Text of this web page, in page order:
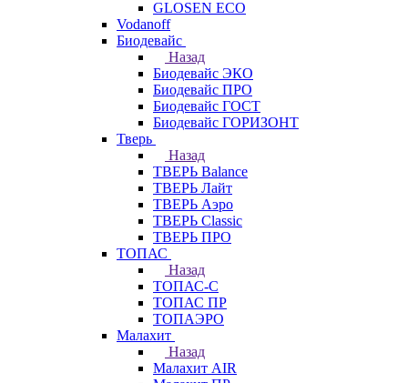
GLOSEN ECO
Vodanoff
Биодевайс
Назад
Биодевайс ЭКО
Биодевайс ПРО
Биодевайс ГОСТ
Биодевайс ГОРИЗОНТ
Тверь
Назад
ТВЕРЬ Balance
ТВЕРЬ Лайт
ТВЕРЬ Аэро
ТВЕРЬ Classic
ТВЕРЬ ПРО
ТОПАС
Назад
ТОПАС-С
ТОПАС ПР
ТОПАЭРО
Малахит
Назад
Малахит AIR